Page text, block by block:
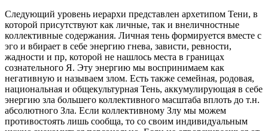
Следующий уровень иерархи представлен архетипом Тени, в
которой присутствуют как личные, так и внеличностные
коллективные содержания. Личная тень формируется вместе с
эго и вбирает в себе энергию гнева, зависти, ревности,
жадности и пр, которой не нашлось места в границах
сознательного Я. Эту энергию мы воспринимаем как
негативную и называем злом. Есть также семейная, родовая,
национальная и общекультурная Тень, аккумулирующая в себе
энергию зла большего коллективного масштаба вплоть до т.н.
абсолютного Зла. Если коллективному Злу мы можем
противостоять лишь сообща, то со своим индивидуальным